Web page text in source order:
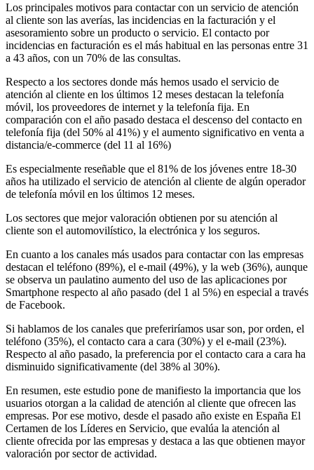
Los principales motivos para contactar con un servicio de atención
al cliente son las averías, las incidencias en la facturación y el
asesoramiento sobre un producto o servicio. El contacto por
incidencias en facturación es el más habitual en las personas entre 31
a 43 años, con un 70% de las consultas.
Respecto a los sectores donde más hemos usado el servicio de
atención al cliente en los últimos 12 meses destacan la telefonía
móvil, los proveedores de internet y la telefonía fija. En
comparación con el año pasado destaca el descenso del contacto en
telefonía fija (del 50% al 41%) y el aumento significativo en venta a
distancia/e-commerce (del 11 al 16%)
Es especialmente reseñable que el 81% de los jóvenes entre 18-30
años ha utilizado el servicio de atención al cliente de algún operador
de telefonía móvil en los últimos 12 meses.
Los sectores que mejor valoración obtienen por su atención al
cliente son el automovilístico, la electrónica y los seguros.
En cuanto a los canales más usados para contactar con las empresas
destacan el teléfono (89%), el e-mail (49%), y la web (36%), aunque
se observa un paulatino aumento del uso de las aplicaciones por
Smartphone respecto al año pasado (del 1 al 5%) en especial a través
de Facebook.
Si hablamos de los canales que preferiríamos usar son, por orden, el
teléfono (35%), el contacto cara a cara (30%) y el e-mail (23%).
Respecto al año pasado, la preferencia por el contacto cara a cara ha
disminuido significativamente (del 38% al 30%).
En resumen, este estudio pone de manifiesto la importancia que los
usuarios otorgan a la calidad de atención al cliente que ofrecen las
empresas. Por ese motivo, desde el pasado año existe en España El
Certamen de los Líderes en Servicio, que evalúa la atención al
cliente ofrecida por las empresas y destaca a las que obtienen mayor
valoración por sector de actividad.